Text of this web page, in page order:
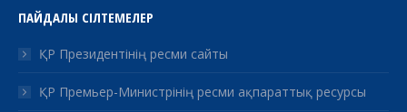
ПАЙДАЛЫ СІЛТЕМЕЛЕР
ҚР Президентінің ресми сайты
ҚР Премьер-Министрінің ресми ақпараттық ресурсы